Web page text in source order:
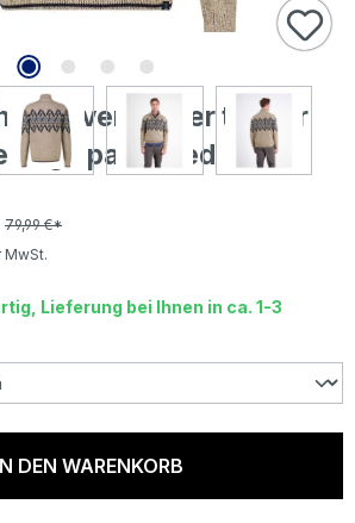
Pullover Troyer tender
patterned
79,99 €*
Lieferung bei Ihnen in ca. 1-3
DEN WARENKORB